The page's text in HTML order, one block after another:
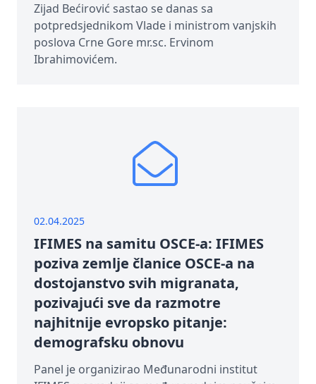
Zijad Bećirović sastao se danas sa
potpredsjednikom Vlade i ministrom vanjskih
poslova Crne Gore mr.sc. Ervinom
Ibrahimovićem.
02.04.2025
IFIMES na samitu OSCE-a: IFIMES
poziva zemlje članice OSCE-a na
dostojanstvo svih migranata,
pozivajući sve da razmotre
najhitnije evropsko pitanje:
demografsku obnovu
Panel je organizirao Međunarodni institut